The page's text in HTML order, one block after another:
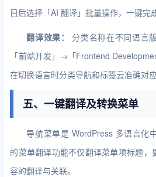
目后选择「AI 翻译」批量操作，一键完
翻译效果：
分类名称在不同语言
「前端开发」→「Frontend
在切换语言时分类导航和标签云准确对
五、一键翻译及转换菜单
导航菜单是 WordPress 多语言化
的菜单翻译功能不仅翻译菜单项标题，
容的翻译与关联。